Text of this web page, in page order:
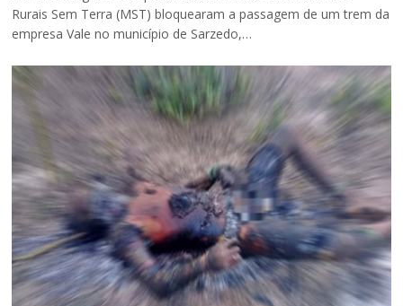
Rurais Sem Terra (MST) bloquearam a passagem de um trem da
empresa Vale no município de Sarzedo,…